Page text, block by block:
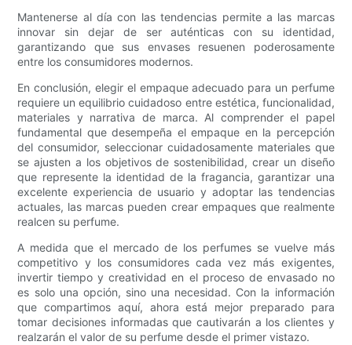
Mantenerse al día con las tendencias permite a las marcas
innovar sin dejar de ser auténticas con su identidad,
garantizando que sus envases resuenen poderosamente
entre los consumidores modernos.
En conclusión, elegir el empaque adecuado para un perfume
requiere un equilibrio cuidadoso entre estética, funcionalidad,
materiales y narrativa de marca. Al comprender el papel
fundamental que desempeña el empaque en la percepción
del consumidor, seleccionar cuidadosamente materiales que
se ajusten a los objetivos de sostenibilidad, crear un diseño
que represente la identidad de la fragancia, garantizar una
excelente experiencia de usuario y adoptar las tendencias
actuales, las marcas pueden crear empaques que realmente
realcen su perfume.
A medida que el mercado de los perfumes se vuelve más
competitivo y los consumidores cada vez más exigentes,
invertir tiempo y creatividad en el proceso de envasado no
es solo una opción, sino una necesidad. Con la información
que compartimos aquí, ahora está mejor preparado para
tomar decisiones informadas que cautivarán a los clientes y
realzarán el valor de su perfume desde el primer vistazo.